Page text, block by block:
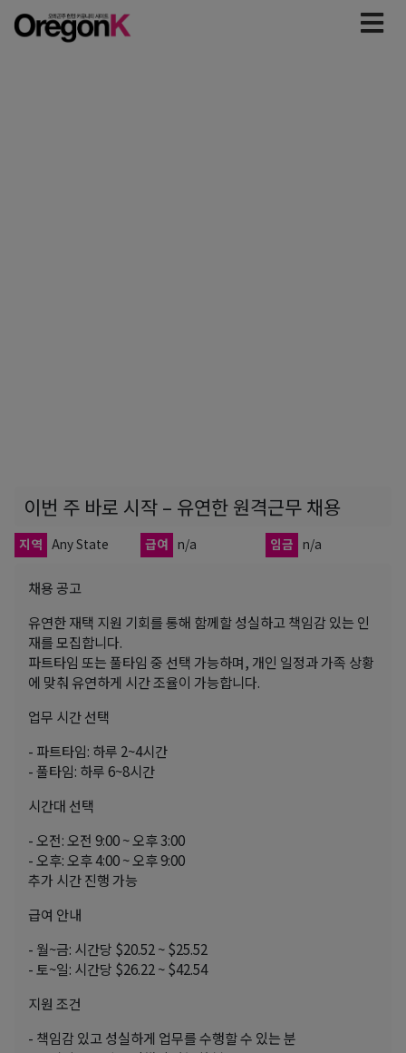
이번 주 바로 시작 – 유연한 원격근무 채용
지역 Any State 급여 n/a 임금 n/a
채용 공고
유연한 재택 지원 기회를 통해 함께할 성실하고 책임감 있는 인
재를 모집합니다.
파트타임 또는 풀타임 중 선택 가능하며, 개인 일정과 가족 상황
에 맞춰 유연하게 시간 조율이 가능합니다.
업무 시간 선택
- 파트타임: 하루 2~4시간
- 풀타임: 하루 6~8시간
시간대 선택
- 오전: 오전 9:00 ~ 오후 3:00
- 오후: 오후 4:00 ~ 오후 9:00
추가 시간 진행 가능
급여 안내
- 월~금: 시간당 $20.52 ~ $25.52
- 토~일: 시간당 $26.22 ~ $42.54
지원 조건
- 책임감 있고 성실하게 업무를 수행할 수 있는 분